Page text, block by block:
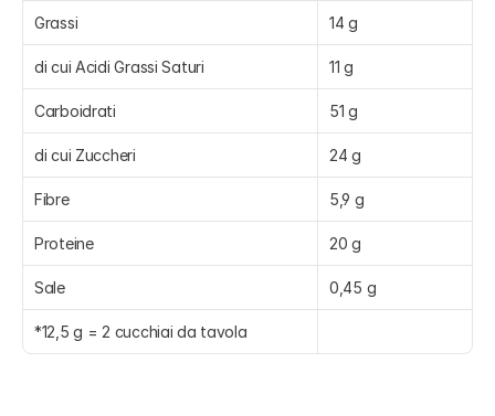
Grassi 14 g
di cui Acidi Grassi Saturi 11 g
Carboidrati 51 g
di cui Zuccheri 24 g
Fibre 5,9 g
Proteine 20 g
Sale 0,45 g
*12,5 g = 2 cucchiai da tavola